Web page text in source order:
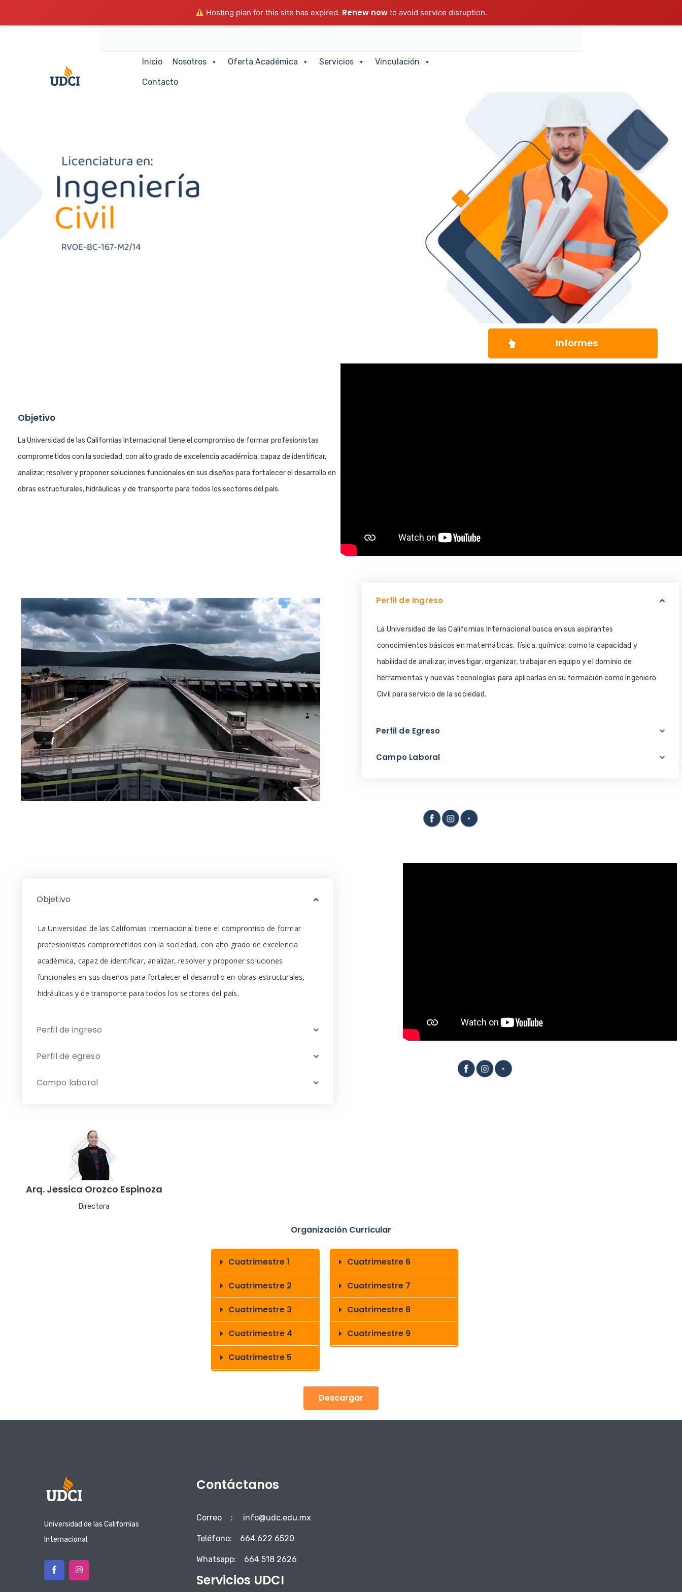
Hosting plan for this site has expired. Renew nowto avoid service disruption.
Inicio Nosotros Oferta Académica Servicios Vinculación
Contacto
Informes
Objetivo
La Universidad de las Californias Internacional tiene el compromiso de formar profesionistas
comprometidos con la sociedad, con alto grado de excelencia académica, capaz de identificar,
analizar, resolver y proponer soluciones funcionales en sus diseños para fortalecer el desarrollo en
obras estructurales, hidráulicas y de transporte para todos los sectores del país.
Perfil de Ingreso
La Universidad de las Californias Internacional busca en sus aspirantes
conocimientos básicos en matemáticas, física, química; como la capacidad y
habilidad de analizar, investigar, organizar, trabajar en equipo y el dominio de
herramientas y nuevas tecnologías para aplicarlas en su formación como Ingeniero
Civil para servicio de la sociedad.
Perfil de Egreso
Campo Laboral
Objetivo
La Universidad de las Californias Internacional tiene el compromiso de formar
profesionistas comprometidos con la sociedad, con alto grado de excelencia
académica, capaz de identificar, analizar, resolver y proponer soluciones
funcionales en sus diseños para fortalecer el desarrollo en obras estructurales,
hidráulicas y de transporte para todos los sectores del país.
Perfil de ingreso
Perfil de egreso
Campo laboral
Arq. Jessica Orozco Espinoza
Directora
Organización Curricular
Cuatrimestre 1
Cuatrimestre 2
Cuatrimestre 3
Cuatrimestre 4
Cuatrimestre 5
Cuatrimestre 6
Cuatrimestre 7
Cuatrimestre 8
Cuatrimestre 9
Descargar
Universidad de las Californias
Internacional.
Contáctanos
Correo : info@udc.edu.mx
Teléfono: 664 622 6520
Whatsapp: 664 518 2626
Servicios UDCI